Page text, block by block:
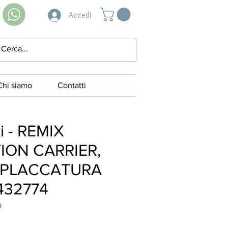
Accedi
siamo Contatti
- REMIX
CARRIER,